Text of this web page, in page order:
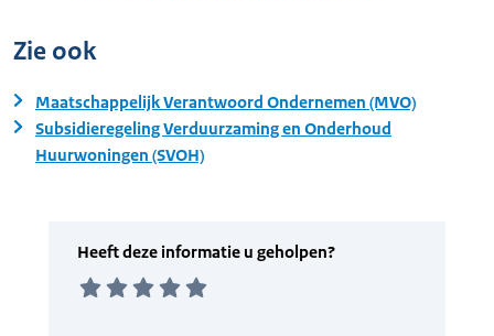
Zie ook
Maatschappelijk Verantwoord Ondernemen (MVO)
Subsidieregeling Verduurzaming en Onderhoud
Huurwoningen (SVOH)